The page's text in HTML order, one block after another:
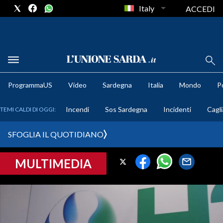
METEO
CRONACA SARDEGNA
PROVINCIA DI CAGLIARI
SULCIS IGLESIENTE
Italy ACCEDI
ProgrammaUS Video Sardegna Italia Mondo
TEMI CALDI DI OGGI: Incendi Sos Sardegna Incidenti
SFOGLIA IL QUOTIDIANO
MULTIMEDIA